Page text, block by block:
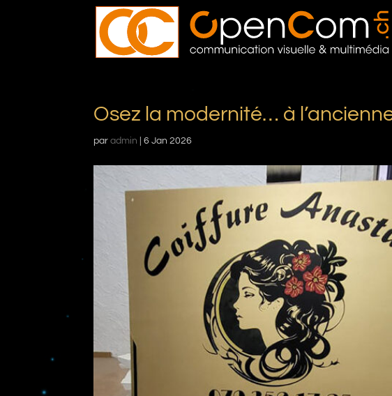
Osez la modernité… à
paradmin |6 Jan 2026